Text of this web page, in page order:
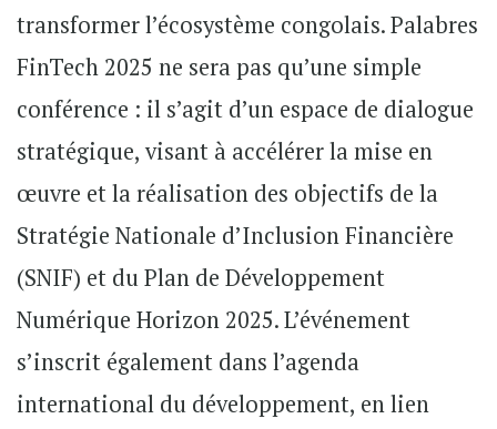
transformer l’écosystème congolais. Palabres
FinTech 2025 ne sera pas qu’une simple
conférence : il s’agit d’un espace de dialogue
stratégique, visant à accélérer la mise en
œuvre et la réalisation des objectifs de la
Stratégie Nationale d’Inclusion Financière
(SNIF) et du Plan de Développement
Numérique Horizon 2025. L’événement
s’inscrit également dans l’agenda
international du développement, en lien